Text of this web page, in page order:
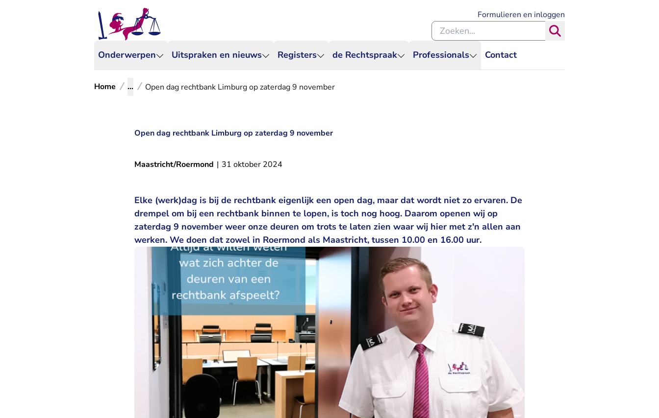
Onderwerpen Uitspraken en nieuws Registers de Rechtspraak Professionals Contact
Formulieren en inloggen
Zoeken binnen de Rechtspraak
Home ... Open dag rechtbank Limburg op zaterdag 9 november
Open dag rechtbank Limburg op zaterdag 9 november
Maastricht/Roermond | 31 oktober 2024
Elke (werk)dag is bij de rechtbank eigenlijk een open dag, maar dat wordt niet zo ervaren. De
drempel om bij een rechtbank binnen te lopen, is toch nog hoog. Daarom openen wij op
zaterdag 9 november weer onze deuren om trots te laten zien waar wij hier met z'n allen aan
werken. We doen dat zowel in Roermond als Maastricht, tussen 10.00 en 16.00 uur.